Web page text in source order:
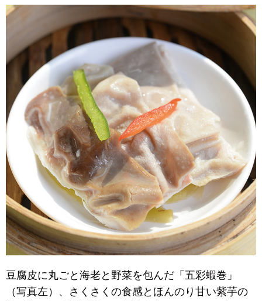
豆腐皮に丸ごと海老と野菜を包んだ「五彩蝦巻」
（写真左）、さくさくの食感とほんのり甘い紫芋の